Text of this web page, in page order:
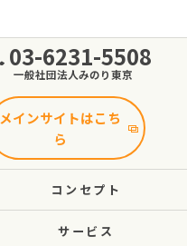
03-6231-5508
一般社団法人みのり東京
メインサイトはこち
ら
コンセプト
サービス